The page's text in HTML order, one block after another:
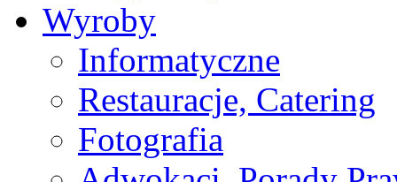
Wyroby
Informatyczne
Restauracje, Catering
Fotografia